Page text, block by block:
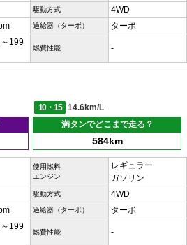
駆動方式 4WD
過給器（ターボ） ターボ
199
燃費性能 -
10・15
14.6km/L
満タンでどこまで走る？
584km
使用燃料
エンジン
レギュラー
ガソリン
駆動方式 4WD
過給器（ターボ） ターボ
199
燃費性能 -